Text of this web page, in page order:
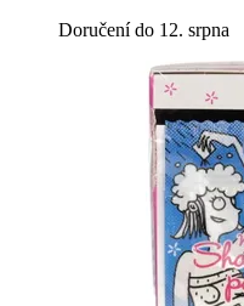
Doručení do 12. srpna